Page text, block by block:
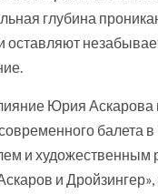
глубина
оставляют
Юрия Аскарова
балета
и художественным
и